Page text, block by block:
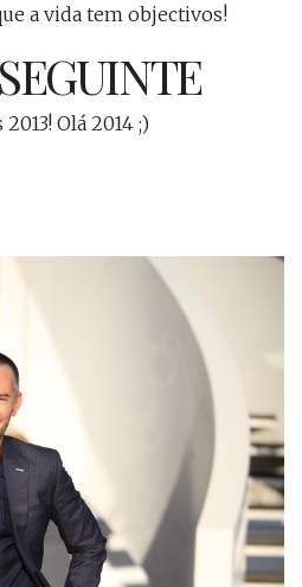
a vida tem objectivos!
2013! Olá 2014 ;)